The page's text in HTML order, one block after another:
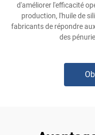
d'améliorer l'efficacité
production, l'huile de
fabricants de répondre
des